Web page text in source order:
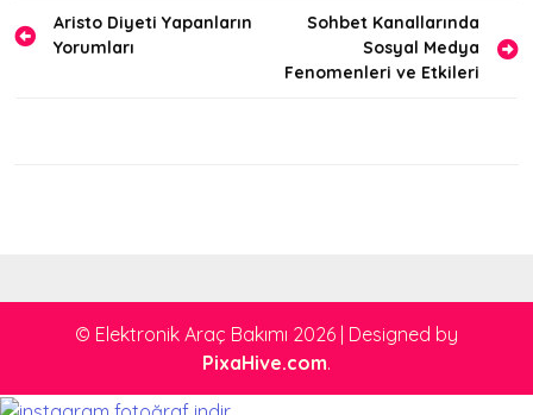
Yazı
gezinmesi
Aristo Diyeti Yapanların
Yorumları
Sohbet Kanallarında
Sosyal Medya
Fenomenleri ve Etkileri
© Elektronik Araç Bakımı 2026 Designed by
PixaHive.com.